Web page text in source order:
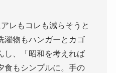
レもコレも減らそうと
濯物もハンガーとカゴ
し、「昭和を考えれば
食もシンプルに。手の